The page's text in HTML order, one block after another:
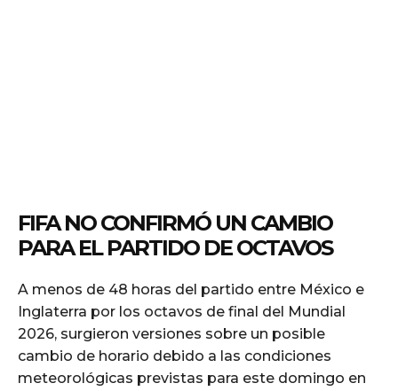
FIFA NO CONFIRMÓ UN CAMBIO
PARA EL PARTIDO DE OCTAVOS
A menos de 48 horas del partido entre México e
Inglaterra por los octavos de final del Mundial
2026, surgieron versiones sobre un posible
cambio de horario debido a las condiciones
meteorológicas previstas para este domingo en